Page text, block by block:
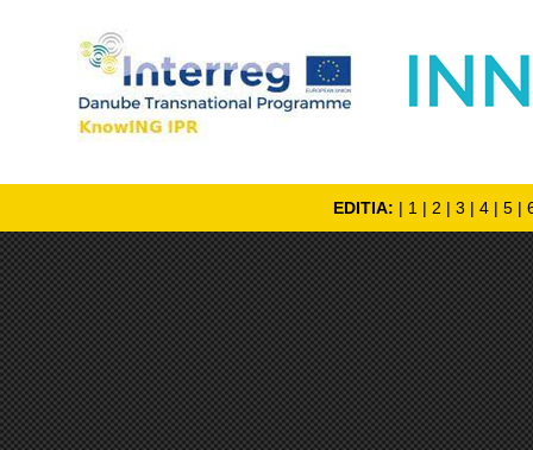
EDITIA: | 1 | 2 | 3 | 4| 5|